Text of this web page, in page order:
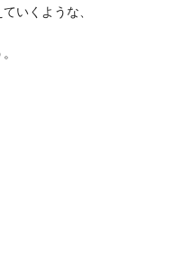
いくような、